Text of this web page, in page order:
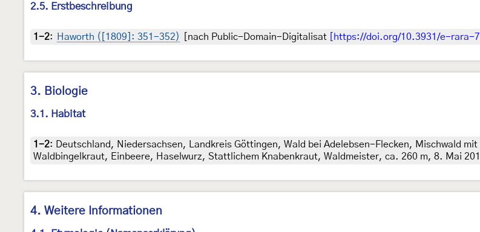
2.5. Erstbeschreibung
1-2: Haworth ([1809]: 351-352) [nach Public-Domain-Digitalisat [https://doi.org/10.3931/e-rara-
3. Biologie
3.1. Habitat
1-2:
Deutschland, Niedersachsen, Landkreis Göttingen, Wald bei Adelebsen-Flecken, Mischwald
Waldbingelkraut, Einbeere, Haselwurz, Stattlichem Knabenkraut, Waldmeister, ca. 260 m, 8. Mai
4. Weitere Informationen